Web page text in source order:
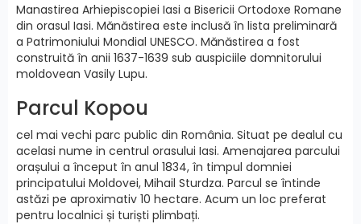
Manastirea Arhiepiscopiei Iasi a Bisericii Ortodoxe Romane
din orasul Iasi. Mănăstirea este inclusă în lista preliminară
a Patrimoniului Mondial UNESCO. Mănăstirea a fost
construită în anii 1637-1639 sub auspiciile domnitorului
moldovean Vasily Lupu.
Parcul Kopou
cel mai vechi parc public din România. Situat pe dealul cu
acelasi nume in centrul orasului Iasi. Amenajarea parcului
orașului a început în anul 1834, în timpul domniei
principatului Moldovei, Mihail Sturdza. Parcul se întinde
astăzi pe aproximativ 10 hectare. Acum un loc preferat
pentru localnici și turiști plimbați.